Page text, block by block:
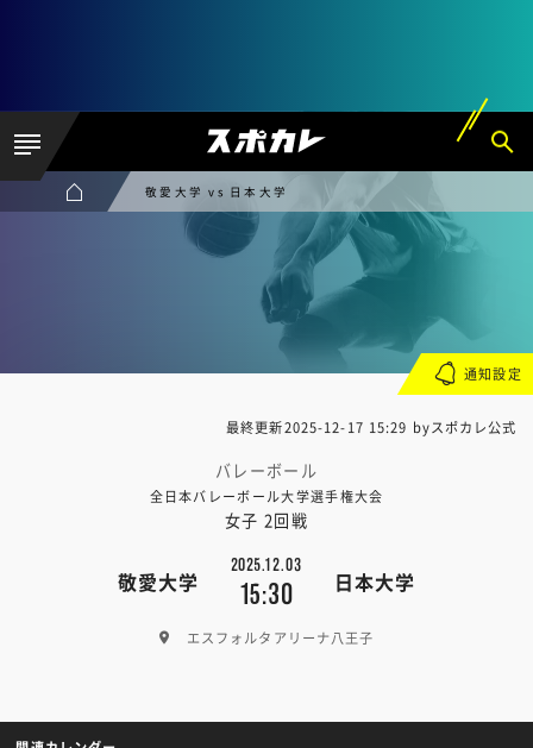
敬愛大学 vs 日本大学
最終更新2025-12-17 15:29 byスポカレ公式
バレーボール
全日本バレーボール大学選手権大会
女子 2回戦
敬愛大学
2025.12.03
15:30 日本大学
エスフォルタアリーナ八王子
通知設定